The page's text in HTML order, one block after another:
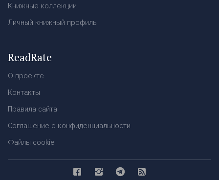
Книжные коллекции
Личный книжный профиль
ReadRate
О проекте
Контакты
Правила сайта
Соглашение о конфиденциальности
Файлы cookie